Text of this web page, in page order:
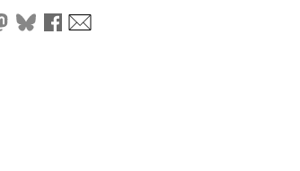
le liensur LinkedIn
Partager sur Mastodon
Partager sur Bluesky
Partager sur Facebook